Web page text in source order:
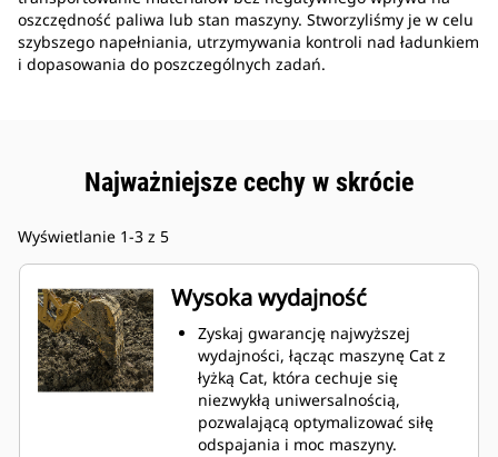
oszczędność paliwa lub stan maszyny. Stworzyliśmy je w celu
szybszego napełniania, utrzymywania kontroli nad ładunkiem
i dopasowania do poszczególnych zadań.
Najważniejsze cechy w skrócie
Wyświetlanie 1-3 z 5
Wysoka wydajność
Zyskaj gwarancję najwyższej
wydajności, łącząc maszynę Cat z
łyżką Cat, która cechuje się
niezwykłą uniwersalnością,
pozwalającą optymalizować siłę
odspajania i moc maszyny.